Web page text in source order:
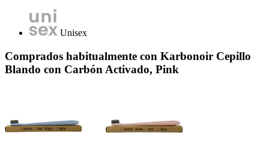
Unisex
Comprados habitualmente con Karbonoir Cepillo
Blando con Carbón Activado, Pink